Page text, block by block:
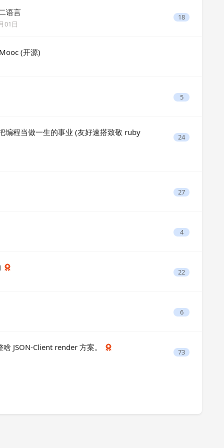
语言
01日
18
(开源)
5
编程当做一生的事业 (友好速搭致敬 ruby
24
27
4
22
6
JSON-Client render 方案。 73